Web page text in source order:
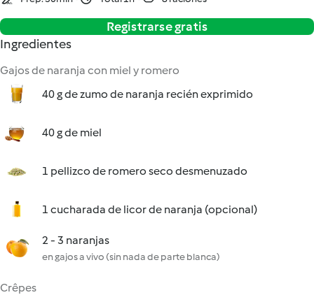
Registrarse gratis
Ingredientes
Gajos de naranja con miel y romero
40 g de zumo de naranja recién exprimido
40 g de miel
1 pellizco de romero seco desmenuzado
1 cucharada de licor de naranja (opcional)
2 - 3 naranjas
en gajos a vivo (sin nada de parte blanca)
Crêpes